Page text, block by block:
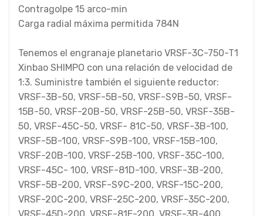
Contragolpe 15 arco-min
Carga radial máxima permitida 784N
Tenemos el engranaje planetario VRSF-3C-750-T1
Xinbao SHIMPO con una relación de velocidad de
1:3. Suministre también el siguiente reductor:
VRSF-3B-50, VRSF-5B-50, VRSF-S9B-50, VRSF-
15B-50, VRSF-20B-50, VRSF-25B-50, VRSF-35B-
50, VRSF-45C-50, VRSF- 81C-50, VRSF-3B-100,
VRSF-5B-100, VRSF-S9B-100, VRSF-15B-100,
VRSF-20B-100, VRSF-25B-100, VRSF-35C-100,
VRSF-45C- 100, VRSF-81D-100, VRSF-3B-200,
VRSF-5B-200, VRSF-S9C-200, VRSF-15C-200,
VRSF-20C-200, VRSF-25C-200, VRSF-35C-200,